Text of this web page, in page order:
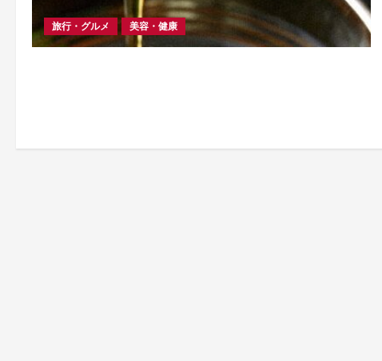
旅行・グルメ 美容・健康